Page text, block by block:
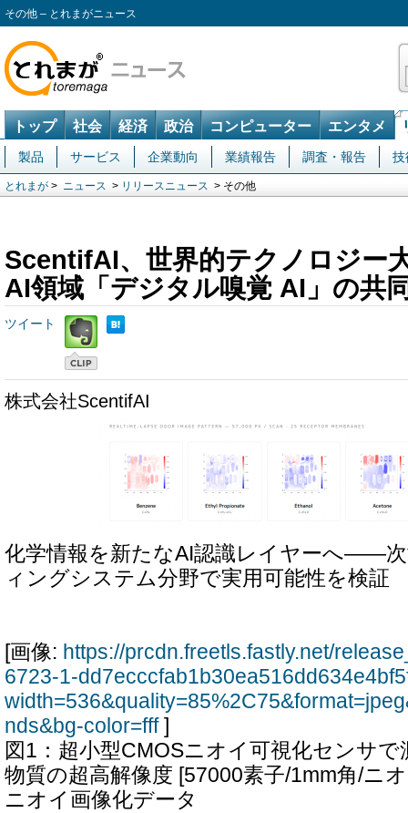
その他 – とれまがニュース
トップ 社会 経済 政治 コンピューター エンタメ
製品 サービス 企業動向 業績報告 調査・報告 技
とれまが > ニュース > リリースニュース > その他
ScentifAI、世界的テクノロジー
AI領域「デジタル嗅覚 AI」の共
ツイート
株式会社ScentifAI
化学情報を新たなAI認識レイヤーへ――
ィングシステム分野で実用可能性を検証
[画像: https://prcdn.freetls.fastly.net/
6723-1-
nds&bg-color=fff]
図1：超小型CMOSニオイ可視化センサ
物質の超高解像度 [57000素子/1mm角/ニ
ニオイ画像化データ